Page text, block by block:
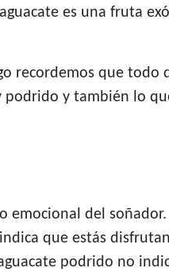
es una fruta
recordemos que todo
podrido y también lo
emocional del
que estás
podrido no